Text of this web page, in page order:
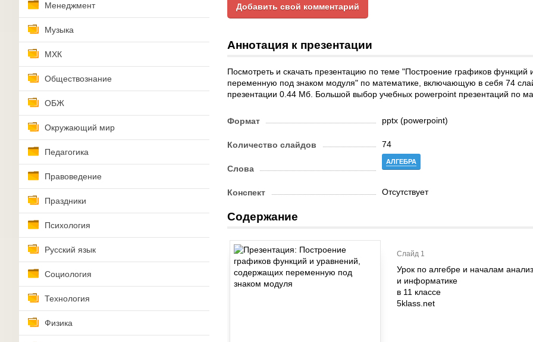
Менеджмент
Музыка
МХК
Обществознание
ОБЖ
Окружающий мир
Педагогика
Правоведение
Праздники
Психология
Русский язык
Социология
Технология
Физика
Добавить свой комментарий
Аннотация к презентации
Посмотреть и скачать презентацию по теме "Построение графиков
переменную под знаком модуля" по математике, включающую в себя 74
презентации 0.44 Мб. Большой выбор учебных powerpoint презентаций по
Формат pptx (powerpoint)
Количество слайдов 74
Слова
АЛГЕБРА
Конспект Отсутствует
Содержание
Слайд 1
Урок по алгебре и началам
и информатике
в 11 классе
5klass.net